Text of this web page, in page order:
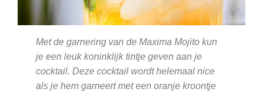
Met de garnering van de Maxima Mojito kun
je een leuk koninklijk tintje geven aan je
cocktail. Deze cocktail wordt helemaal nice
als je hem garneert met een oranje kroontje